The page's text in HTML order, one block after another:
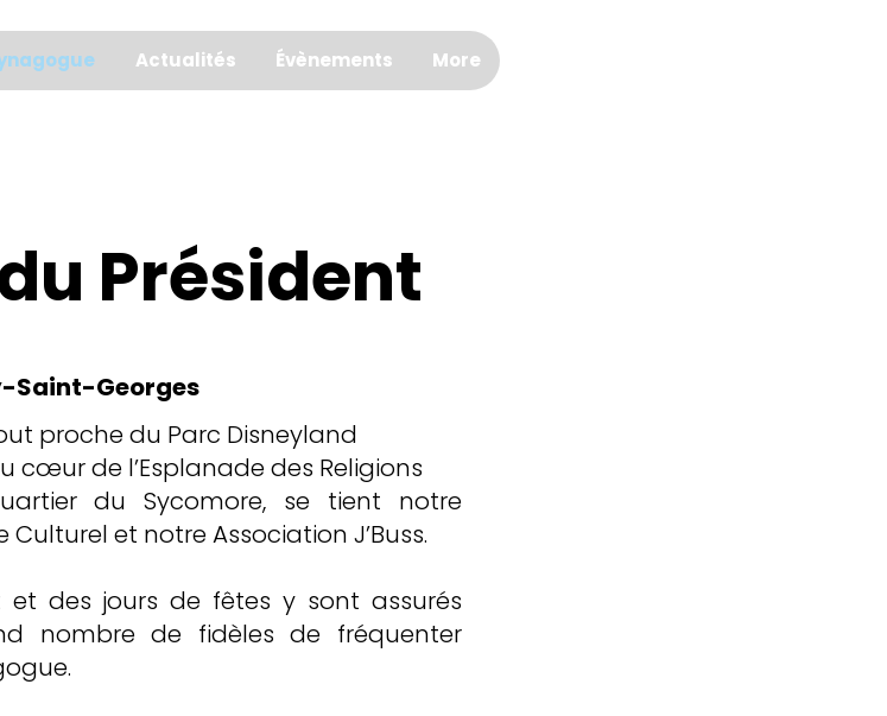
Actualités Évènements More
Président
Saint-Georges
proche du Parc Disneyland
cœur de l’Esplanade des Religions
du Sycomore, se tient notre
et notre Association J’Buss.
et des jours de fêtes y sont assurés
nombre de fidèles de fréquenter